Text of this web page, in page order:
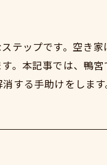
テップです。空き
。本記事では、鴨
する手助けをします